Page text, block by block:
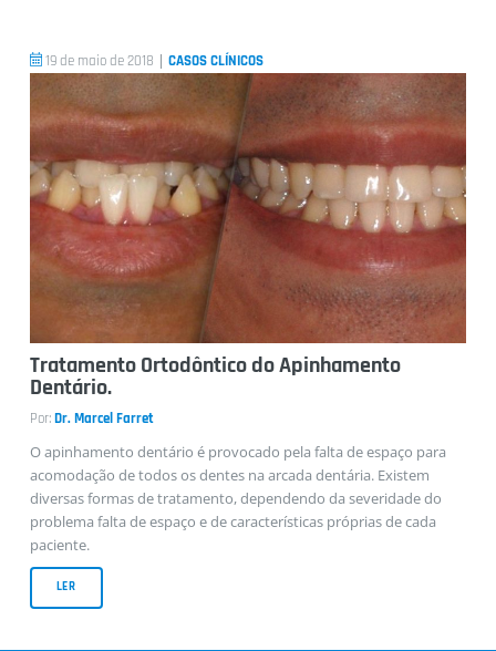
19 de maio de 2018 |CASOS CLÍNICOS
Tratamento Ortodôntico do Apinhamento
Dentário.
Por:Dr. Marcel Farret
O apinhamento dentário é provocado pela falta de espaço para
acomodação de todos os dentes na arcada dentária. Existem
diversas formas de tratamento, dependendo da severidade do
problema falta de espaço e de características próprias de cada
paciente.
LER